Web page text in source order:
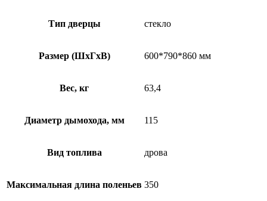
Тип дверцы стекло
Размер (ШхГхВ) 600*790*860 мм
Вес, кг 63,4
Диаметр дымохода, мм 115
Вид топлива дрова
Максимальная длина поленьев 350